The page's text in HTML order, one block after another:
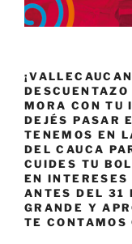
MORA CON TU
DEJÉS PASAR
TENEMOS EN
DEL CAUCA
CUIDES TU
EN INTERESES
ANTES DEL 31
GRANDE Y
TE CONTAMOS